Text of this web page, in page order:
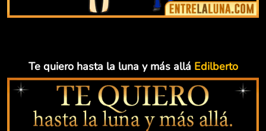
Te quiero hasta la luna y más allá Edilberto